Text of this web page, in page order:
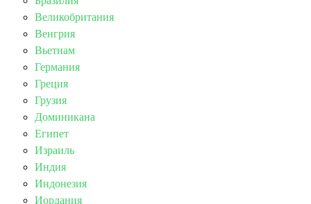
Великобритания
Венгрия
Вьетнам
Германия
Греция
Грузия
Доминикана
Египет
Израиль
Индия
Индонезия
Иордания